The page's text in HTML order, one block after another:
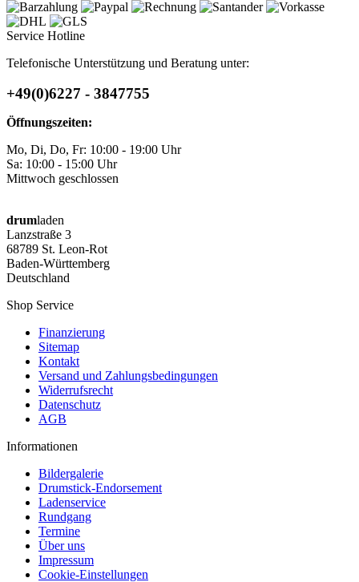
Service Hotline
Telefonische Unterstützung und Beratung unter:
+49(0)6227 - 3847755
Öffnungszeiten:
Mo, Di, Do, Fr: 10:00 - 19:00 Uhr
Sa: 10:00 - 15:00 Uhr
Mittwoch geschlossen
drumladen
Lanzstraße 3
68789 St. Leon-Rot
Baden-Württemberg
Deutschland
Shop Service
Finanzierung
Sitemap
Kontakt
Versand und Zahlungsbedingungen
Widerrufsrecht
Datenschutz
AGB
Informationen
Bildergalerie
Drumstick-Endorsement
Ladenservice
Rundgang
Termine
Über uns
Impressum
Cookie-Einstellungen